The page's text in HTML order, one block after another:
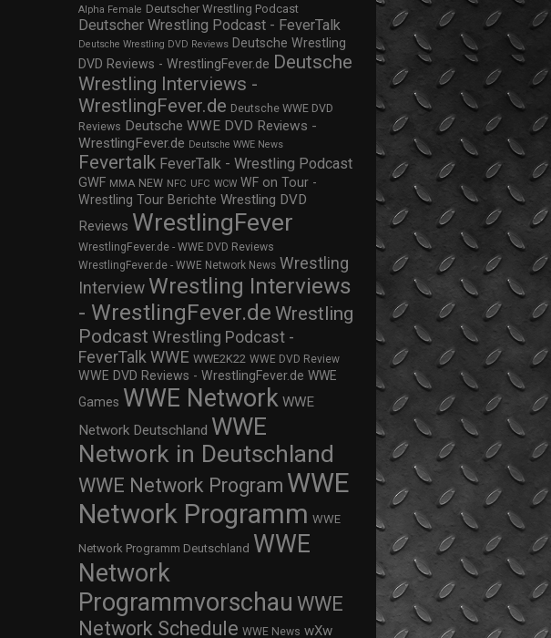
Alpha Female Deutscher Wrestling Podcast
Deutscher Wrestling Podcast - FeverTalk
Deutsche Wrestling DVD Reviews Deutsche Wrestling
DVD Reviews - WrestlingFever.de Deutsche
Wrestling Interviews -
WrestlingFever.de Deutsche WWE DVD
Reviews Deutsche WWE DVD Reviews -
WrestlingFever.de Deutsche WWE News
Fevertalk FeverTalk - Wrestling Podcast
GWF MMA NEW NFC UFC WCW WF on Tour -
Wrestling Tour Berichte Wrestling DVD
Reviews WrestlingFever
WrestlingFever.de - WWE DVD Reviews
WrestlingFever.de - WWE Network News Wrestling
Interview Wrestling Interviews
- WrestlingFever.de Wrestling
Podcast Wrestling Podcast -
FeverTalk WWE WWE2K22 WWE DVD Review
WWE DVD Reviews - WrestlingFever.de WWE
Games WWE Network WWE
Network Deutschland WWE
Network in Deutschland
WWE Network Program WWE
Network Programm WWE
Network Programm Deutschland WWE
Network
Programmvorschau WWE
Network Schedule WWE News wXw